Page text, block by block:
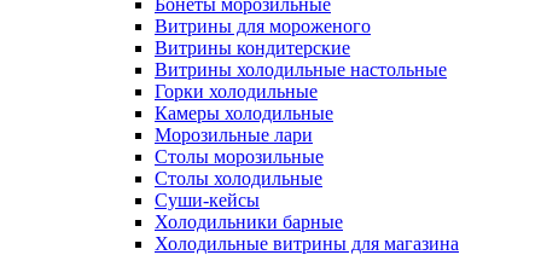
Бонеты морозильные
Витрины для мороженого
Витрины кондитерские
Витрины холодильные настольные
Горки холодильные
Камеры холодильные
Морозильные лари
Столы морозильные
Столы холодильные
Суши-кейсы
Холодильники барные
Холодильные витрины для магазина